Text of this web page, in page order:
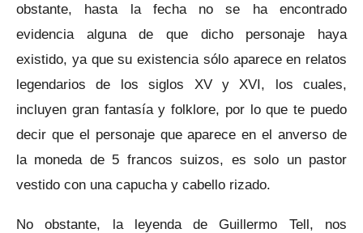
obstante, hasta la fecha no se ha encontrado
evidencia alguna de que dicho personaje haya
existido, ya que su existencia sólo aparece en relatos
legendarios de los siglos XV y XVI, los cuales,
incluyen gran fantasía y folklore, por lo que te puedo
decir que el personaje que aparece en el anverso de
la moneda de 5 francos suizos, es solo un pastor
vestido con una capucha y cabello rizado.
No obstante, la leyenda de Guillermo Tell, nos